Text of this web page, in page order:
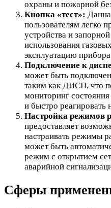
охраны и пожарной
Кнопка «тест»:
пользователям легко
устройства и
использования
эксплуатацию
Подключение к
может быть
таким как ДИСП, что
мониторинг
и быстро
Настройка режимов
предоставляет
настраивать режимы
может быть
режим с открытием
аварийной
Сферы